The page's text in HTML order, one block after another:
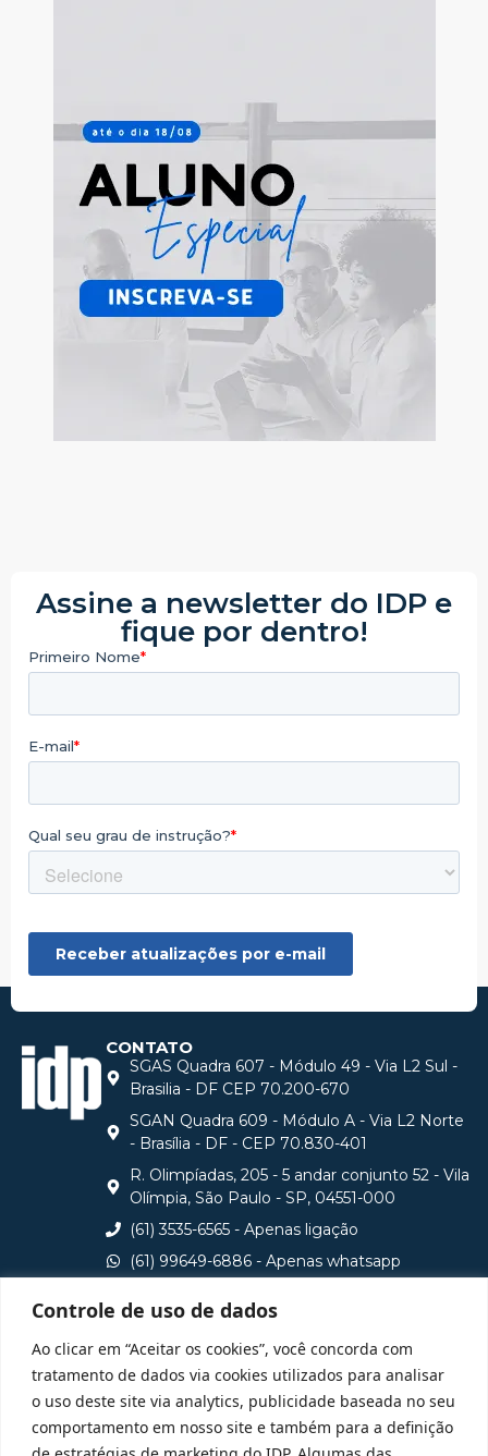
Controle de uso de dados
Ao clicar em “Aceitar os cookies”, você concorda com
tratamento de dados via cookies utilizados para analisar
o uso deste site via analytics, publicidade baseada no seu
comportamento em nosso site e também para a definição
Assine a newsletter do IDP e
fique por dentro!
CONTATO
SGAS Quadra 607 - Módulo 49 - Via L2 Sul -
Brasilia - DF CEP 70.200-670
SGAN Quadra 609 - Módulo A - Via L2 Norte
- Brasília - DF - CEP 70.830-401
R. Olimpíadas, 205 - 5 andar conjunto 52 - Vila
Olímpia, São Paulo - SP, 04551-000
(61) 3535-6565 - Apenas ligação
(61) 99649-6886 - Apenas whatsapp
Consulte aqui o cadastro da Instituição no Sistema e-
MEC